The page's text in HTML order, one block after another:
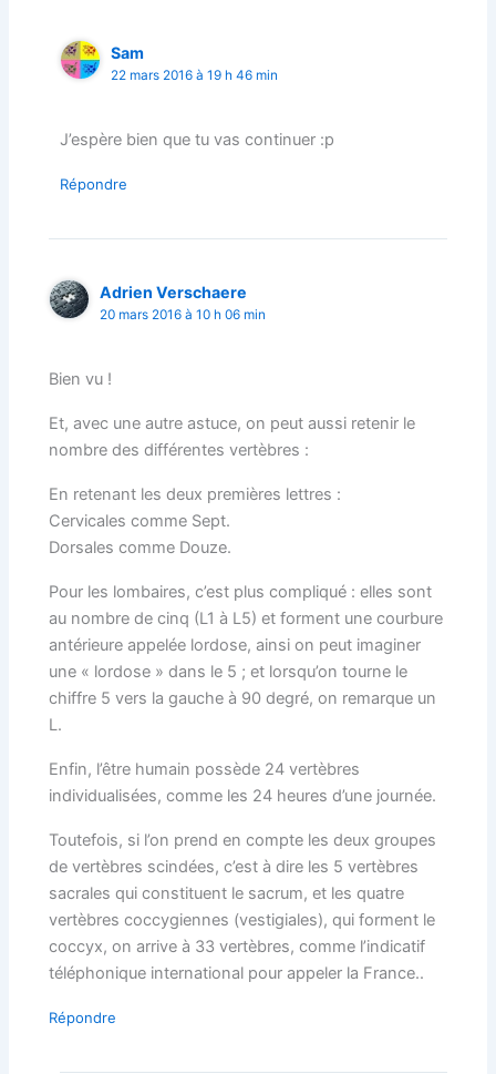
Sam
22 mars 2016 à 19 h 46 min
J’espère bien que tu vas continuer :p
Répondre
Adrien Verschaere
20 mars 2016 à 10 h 06 min
Bien vu !
Et, avec une autre astuce, on peut aussi retenir le
nombre des différentes vertèbres :
En retenant les deux premières lettres :
Cervicales comme Sept.
Dorsales comme Douze.
Pour les lombaires, c’est plus compliqué : elles sont
au nombre de cinq (L1 à L5) et forment une courbure
antérieure appelée lordose, ainsi on peut imaginer
une « lordose » dans le 5 ; et lorsqu’on tourne le
chiffre 5 vers la gauche à 90 degré, on remarque un
L.
Enfin, l’être humain possède 24 vertèbres
individualisées, comme les 24 heures d’une journée.
Toutefois, si l’on prend en compte les deux groupes
de vertèbres scindées, c’est à dire les 5 vertèbres
sacrales qui constituent le sacrum, et les quatre
vertèbres coccygiennes (vestigiales), qui forment le
coccyx, on arrive à 33 vertèbres, comme l’indicatif
téléphonique international pour appeler la France..
Répondre